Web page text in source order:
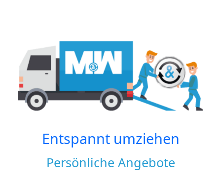
Entspannt umziehen
Persönliche Angebote